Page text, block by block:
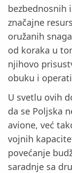
bezbednosnih
značajne
oružanih
od koraka u
njihovo
obuku i
U svetlu ovih
da se Poljska
avione, već
vojnih
povećanje
saradnje sa